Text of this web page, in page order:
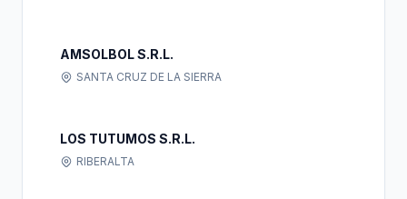
AMSOLBOL S.R.L.
SANTA CRUZ DE LA SIERRA
LOS TUTUMOS S.R.L.
RIBERALTA